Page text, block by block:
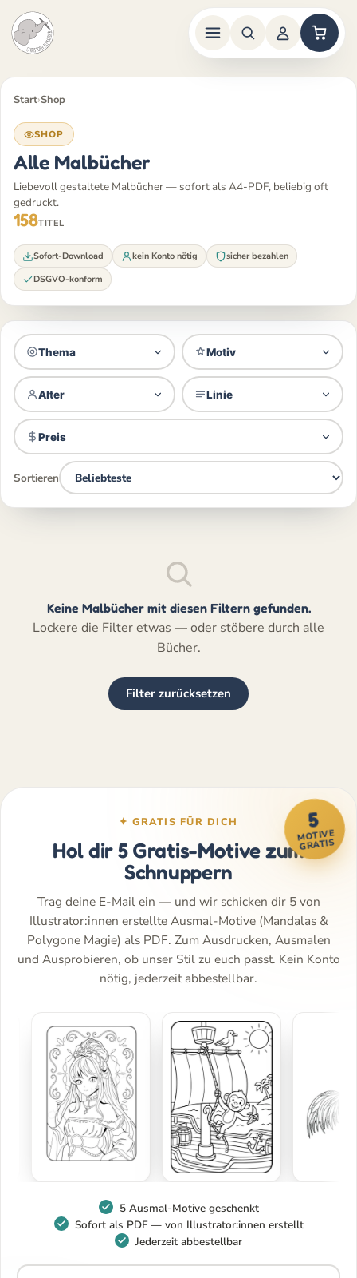
Inhalt
Start›Shop
SHOP
Alle Malbücher
Liebevoll gestaltete Malbücher — sofort als A4-PDF, beliebig oft
gedruckt.
158TITEL
Sofort-Download kein Konto nötig
sicher bezahlen
DSGVO-konform
Thema Motiv
Alter Linie
Preis
Sortieren
Keine Malbücher mit diesen Filtern gefunden.
Lockere die Filter etwas — oder stöbere durch alle
Bücher.
Filter zurücksetzen
5
MOTIVE
GRATIS
✦ GRATIS FÜR DICH
Hol dir 5 Gratis-Motive zum
Schnuppern
Trag deine E-Mail ein — und wir schicken dir 5 von
Illustrator:innen erstellte Ausmal-Motive (Mandalas &
Polygone Magie) als PDF. Zum Ausdrucken, Ausmalen
und Ausprobieren, ob unser Stil zu euch passt. Kein Konto
nötig, jederzeit abbestellbar.
5 Ausmal-Motive geschenkt
Sofort als PDF — von Illustrator:innen erstellt
Jederzeit abbestellbar